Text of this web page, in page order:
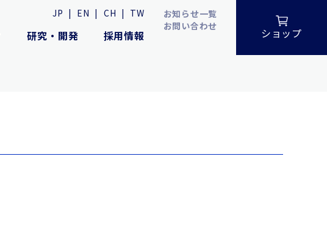
JP | EN | CH | TW
研究・開発 採用情報
お知らせ一覧
お問い合わせ
ショップ